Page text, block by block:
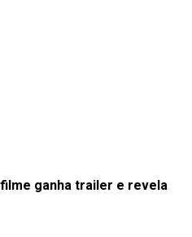
ganha trailer e revela